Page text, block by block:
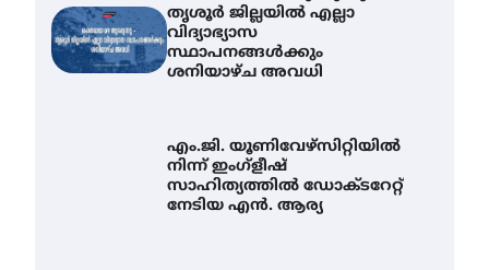
തൃശൂർ ജില്ലയിൽ എല്ലാ
വിദ്യാഭ്യാസ
സ്ഥാപനങ്ങൾക്കും
ശനിയാഴ്ച അവധി
എം.ജി. യൂണിവേഴ്‌സിറ്റിയിൽ
നിന്ന് ഇംഗ്ളീഷ്
സാഹിത്യത്തിൽ ഡോക്ടറേറ്റ്
നേടിയ എൻ. ആര്യ